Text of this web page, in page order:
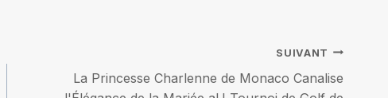
SUIVANT
La Princesse Charlenne de Monaco Canalise